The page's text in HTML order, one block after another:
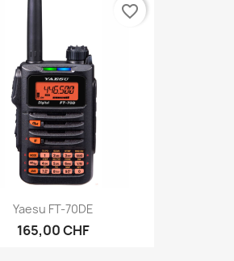
Yaesu FT-70DE
165,00 CHF
favorite_border